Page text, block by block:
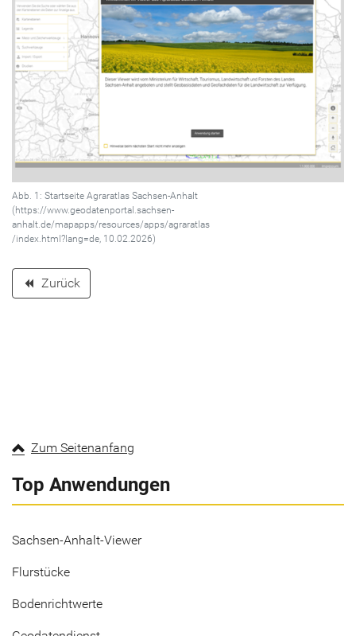
Abb. 1: Startseite Agraratlas Sachsen-Anhalt
(https://www.geodatenportal.sachsen-
anhalt.de/mapapps/resources/apps/agraratlas
/index.html?lang=de, 10.02.2026)
backward Zurück
Zum Seitenanfang
Top Anwendungen
Sachsen-Anhalt-Viewer
Flurstücke
Bodenrichtwerte